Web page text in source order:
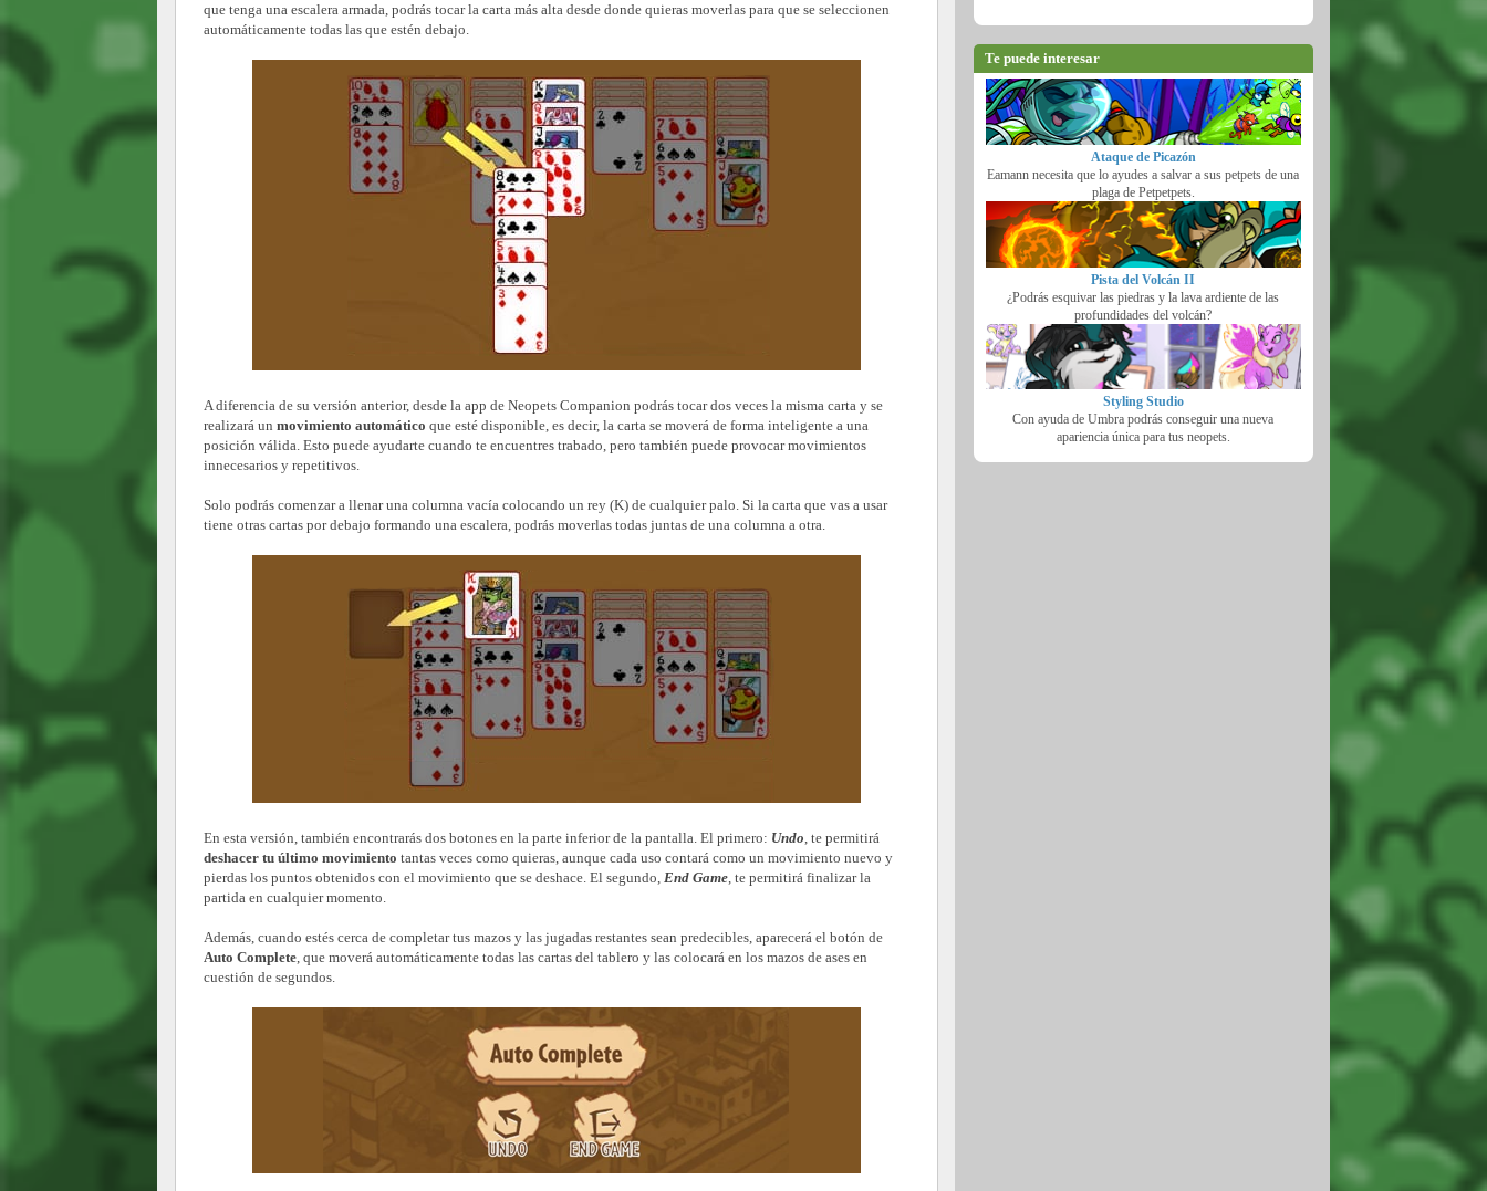
que tenga una escalera armada, podrás tocar la carta más alta desde donde quieras moverlas para que se seleccionen
automáticamente todas las que estén debajo.
A diferencia de su versión anterior, desde la app de Neopets Companion podrás tocar dos veces la misma carta y se
realizará un movimiento automático que esté disponible, es decir, la carta se moverá de forma inteligente a una
posición válida. Esto puede ayudarte cuando te encuentres trabado, pero también puede provocar movimientos
innecesarios y repetitivos.
Solo podrás comenzar a llenar una columna vacía colocando un rey (K) de cualquier palo. Si la carta que vas a usar
tiene otras cartas por debajo formando una escalera, podrás moverlas todas juntas de una columna a otra.
En esta versión, también encontrarás dos botones en la parte inferior de la pantalla. El primero: Undo, te permitirá
deshacer tu último movimiento tantas veces como quieras, aunque cada uso contará como un movimiento nuevo y
pierdas los puntos obtenidos con el movimiento que se deshace. El segundo, End Game, te permitirá finalizar la
partida en cualquier momento.
Además, cuando estés cerca de completar tus mazos y las jugadas restantes sean predecibles, aparecerá el botón de
Auto Complete, que moverá automáticamente todas las cartas del tablero y las colocará en los mazos de ases en
cuestión de segundos.
Te puede interesar
Ataque de Picazón
Eamann necesita que lo ayudes a salvar a sus petpets de una
plaga de Petpetpets.
Pista del Volcán II
¿Podrás esquivar las piedras y la lava ardiente de las
profundidades del volcán?
Styling Studio
Con ayuda de Umbra podrás conseguir una nueva
apariencia única para tus neopets.